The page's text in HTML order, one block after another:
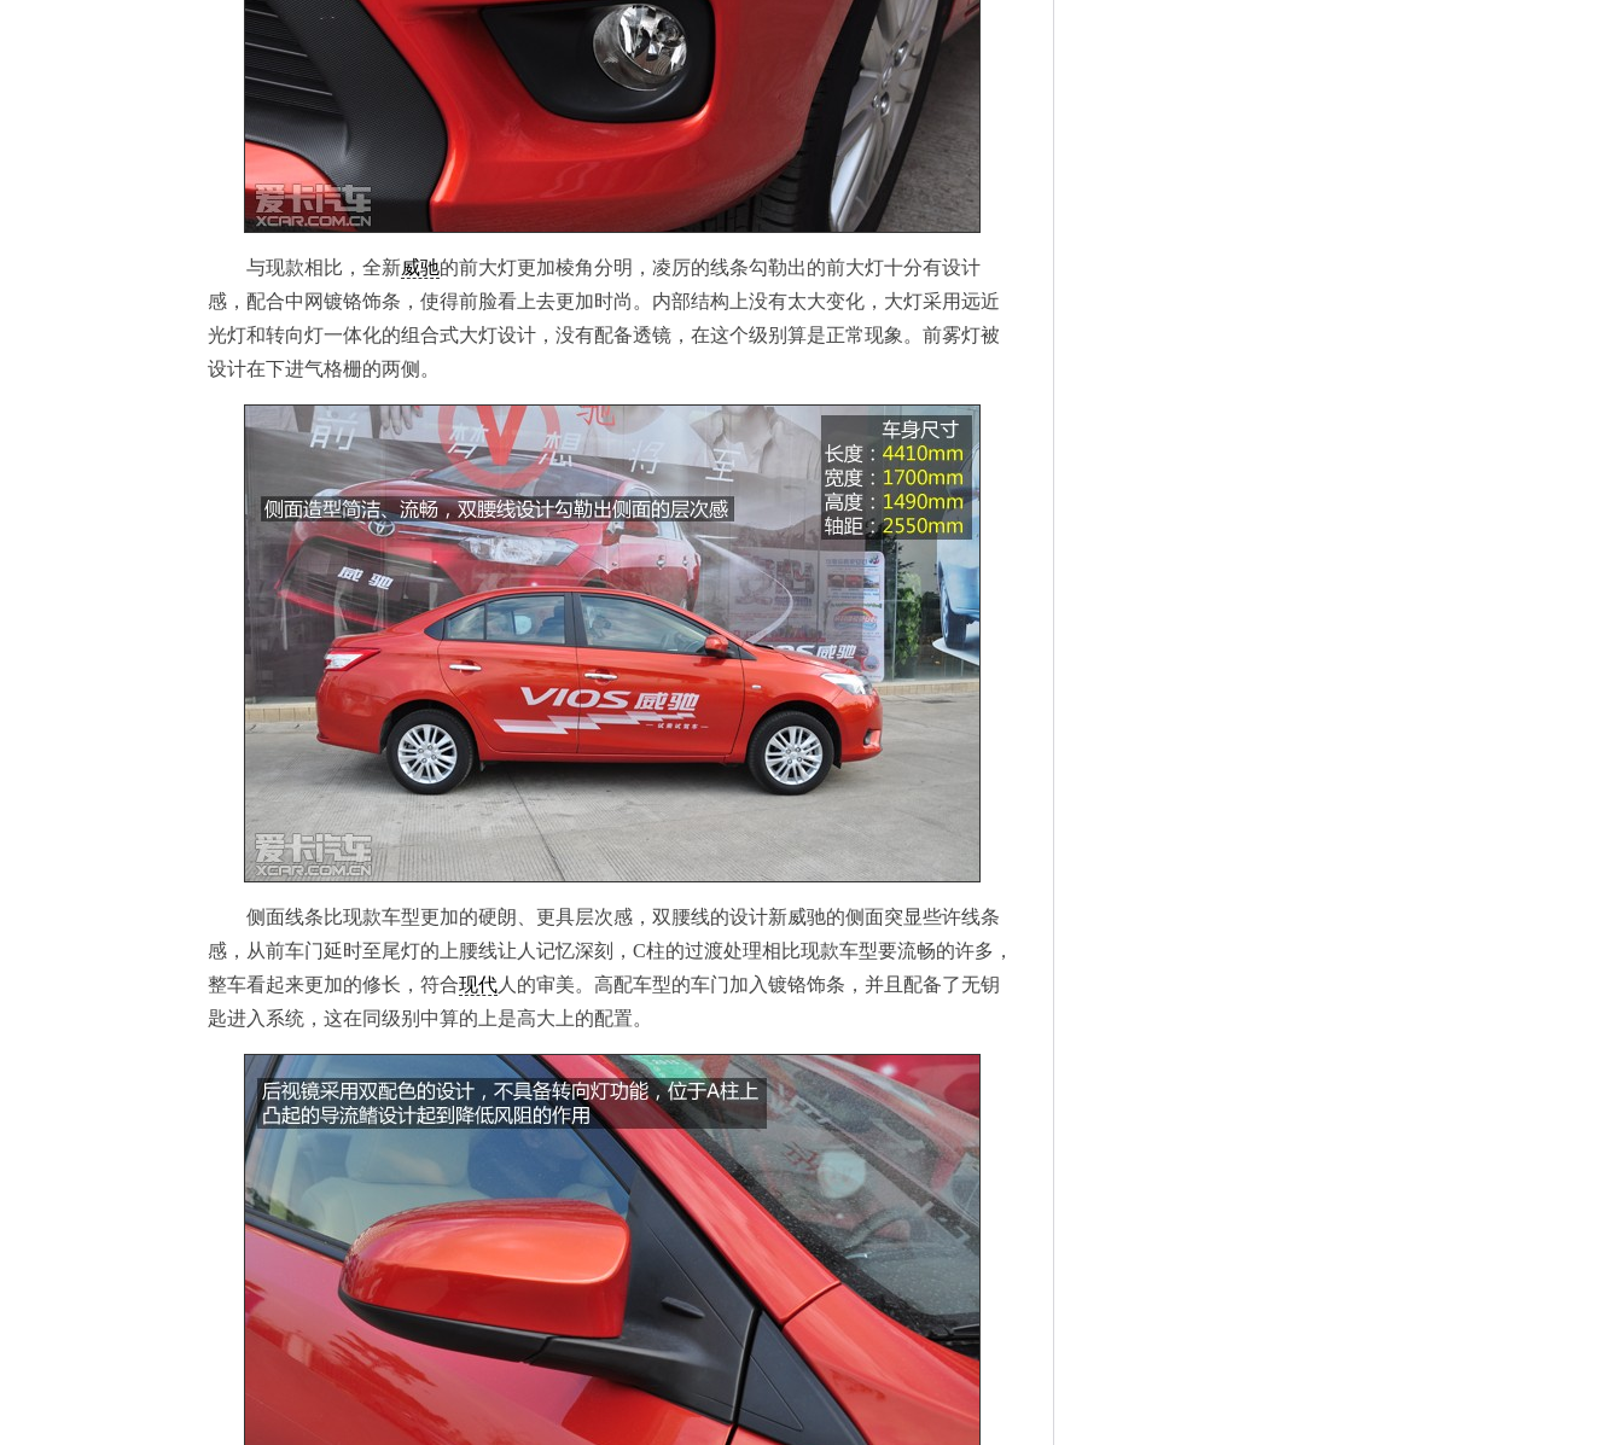
与现款相比，全新威驰的前大灯更加棱角分明，凌厉的线条勾勒出的前大灯十分有设计
感，配合中网镀铬饰条，使得前脸看上去更加时尚。内部结构上没有太大变化，大灯采用远近
光灯和转向灯一体化的组合式大灯设计，没有配备透镜，在这个级别算是正常现象。前雾灯被
设计在下进气格栅的两侧。
侧面线条比现款车型更加的硬朗、更具层次感，双腰线的设计新威驰的侧面突显些许线条
感，从前车门延时至尾灯的上腰线让人记忆深刻，C柱的过渡处理相比现款车型要流畅的许多，
整车看起来更加的修长，符合现代 人的审美。高配车型的车门加入镀铬饰条，并且配备了无钥
匙进入系统，这在同级别中算的上是高大上的配置。